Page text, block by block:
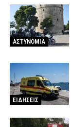
ΑΣΤΥΝΟΜΙΑ
ΕΙΔΗΣΕΙΣ